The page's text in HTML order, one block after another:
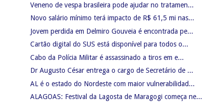
Veneno de vespa brasileira pode ajudar no tratamen...
Novo salário mínimo terá impacto de R$ 61,5 mi nas...
Jovem perdida em Delmiro Gouveia é encontrada pe...
Cartão digital do SUS está disponível para todos o...
Cabo da Polícia Militar é assassinado a tiros em e...
Dr Augusto César entrega o cargo de Secretário de ...
AL é o estado do Nordeste com maior vulnerabilidad...
ALAGOAS: Festival da Lagosta de Maragogi começa ne...